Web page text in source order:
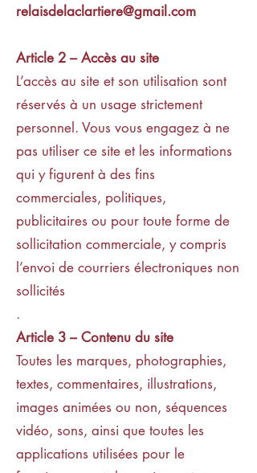
relaisdelaclartiere@gmail.com
Article 2 – Accès au site
L’accès au site et son utilisation sont
réservés à un usage strictement
personnel. Vous vous engagez à ne
pas utiliser ce site et les informations
qui y figurent à des fins
commerciales, politiques,
publicitaires ou pour toute forme de
sollicitation commerciale, y compris
l’envoi de courriers électroniques non
sollicités
.
Article 3 – Contenu du site
Toutes les marques, photographies,
textes, commentaires, illustrations,
images animées ou non, séquences
vidéo, sons, ainsi que toutes les
applications utilisées pour le